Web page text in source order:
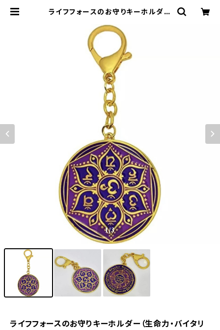
ライフフォースのお守りキーホルダー
風水インテリア
1/3
ライフフォースのお守りキーホルダー（生命力・バイタリ